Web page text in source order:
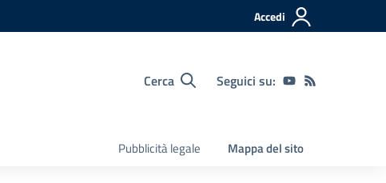
Accedi
Cerca Seguici su:
Pubblicità legale Mappa del sito